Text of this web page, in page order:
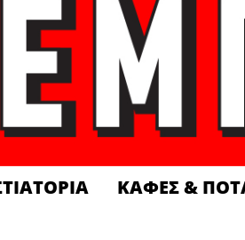
ΚΑΦΕΣ &